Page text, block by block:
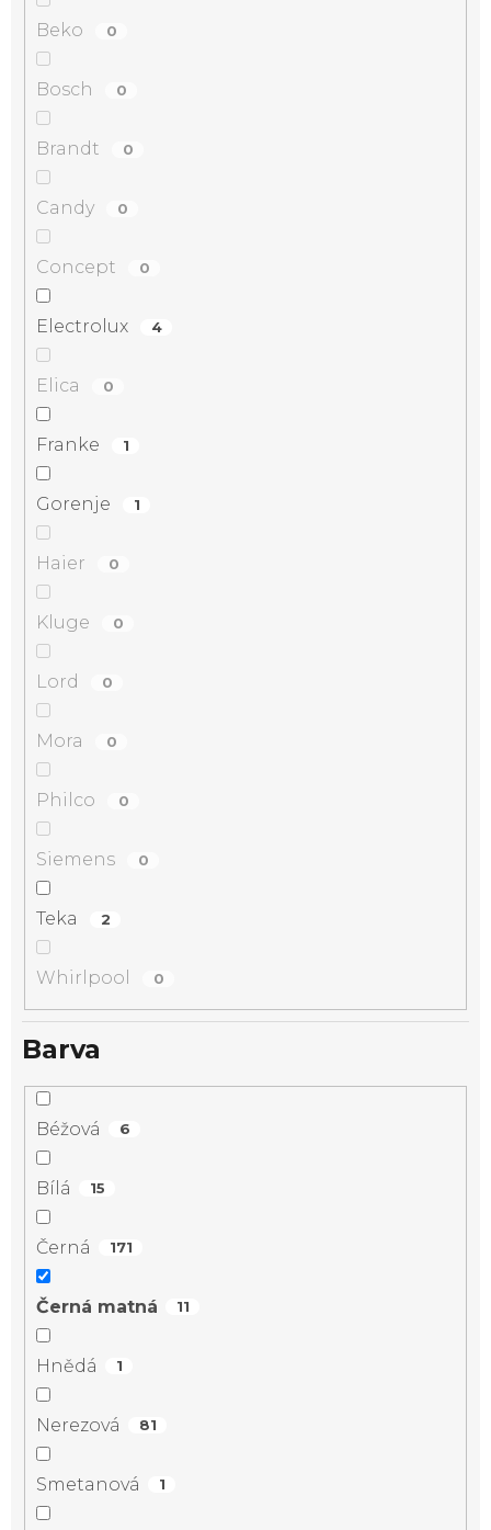
Beko 0
Bosch 0
Brandt 0
Candy 0
Concept 0
Electrolux 4
Elica 0
Franke 1
Gorenje 1
Haier 0
Kluge 0
Lord 0
Mora 0
Philco 0
Siemens 0
Teka 2
Whirlpool 0
Barva
Béžová 6
Bílá 15
Černá 171
Černá matná 11
Hnědá 1
Nerezová 81
Smetanová 1